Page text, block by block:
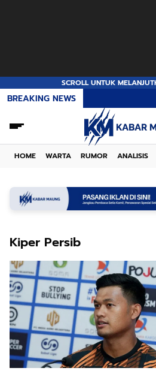
SCROLL UNTUK
BREAKING NEWS
HOME WARTA RUMOR ANALISIS
Kiper Persib